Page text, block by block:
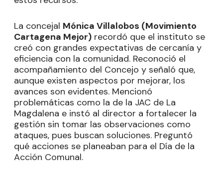
La concejal Mónica Villalobos (Movimiento
Cartagena Mejor) recordó que el instituto se
creó con grandes expectativas de cercanía y
eficiencia con la comunidad. Reconoció el
acompañamiento del Concejo y señaló que,
aunque existen aspectos por mejorar, los
avances son evidentes. Mencionó
problemáticas como la de la JAC de La
Magdalena e instó al director a fortalecer la
gestión sin tomar las observaciones como
ataques, pues buscan soluciones. Preguntó
qué acciones se planeaban para el Día de la
Acción Comunal.